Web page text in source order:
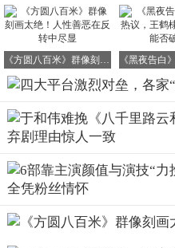
素素以慕容清峄堂兄的未婚
变成了叔嫂，从爱恨纠葛到
伏，令人动容。
该剧融合了商战与谍战的紧
角，温婉大小姐与白切黑复
爱疯魔的“白发”军阀二少爷
四、爱奇艺《祯娘传》：励
《方圆八百米》群像刻画太绝！人性善恶在反转中尽显